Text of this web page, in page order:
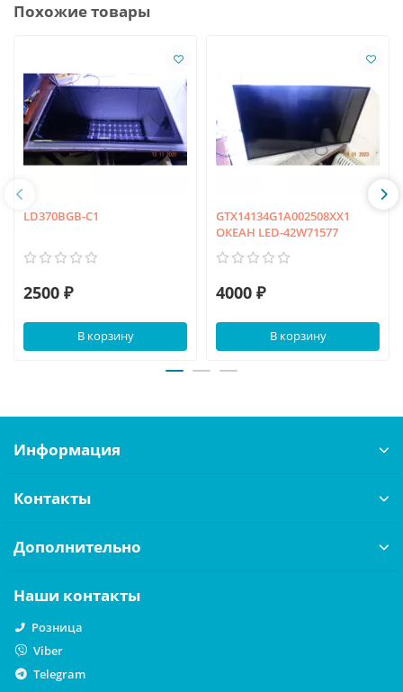
Похожие товары
LD370BGB-C1
2500 ₽
В корзину
GTX14134G1A002508XX1
ОКЕАН LED-42W71577
4000 ₽
В корзину
Информация
Контакты
Дополнительно
Наши контакты
Розница
Viber
Telegram